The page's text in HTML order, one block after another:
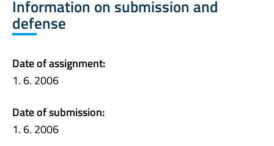
Information on submission and
defense
Date of assignment:
1. 6. 2006
Date of submission:
1. 6. 2006